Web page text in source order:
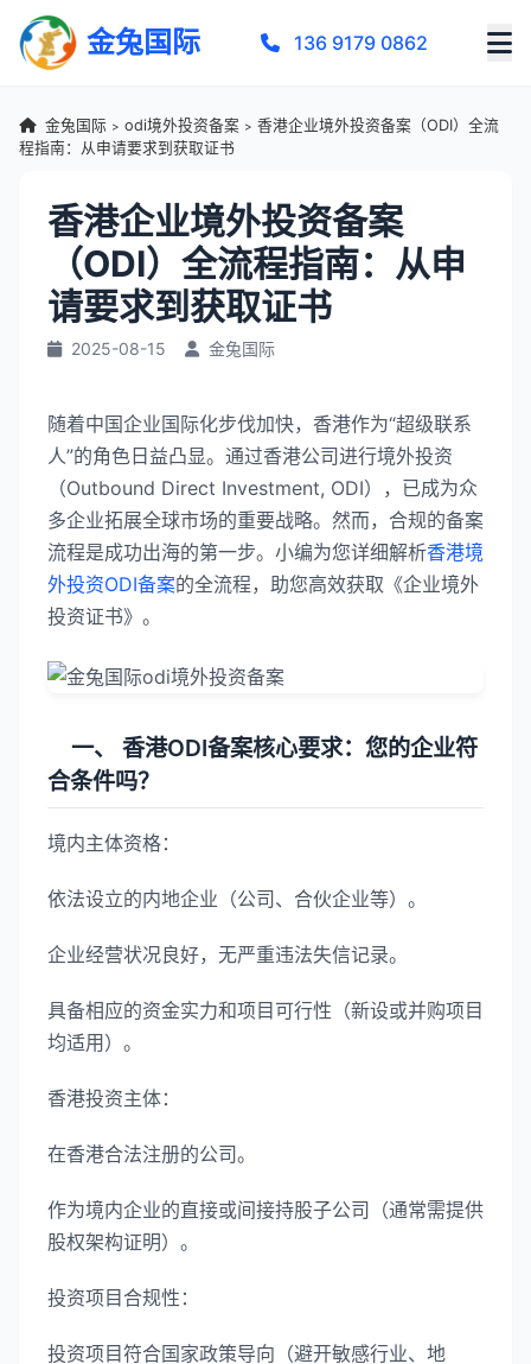
金兔国际 136 9179 0862
金兔国际 > odi境外投资备案 > 香港企业境外投资备案（ODI）全流
程指南：从申请要求到获取证书
香港企业境外投资备案
（ODI）全流程指南：从申
请要求到获取证书
2025-08-15 金兔国际
随着中国企业国际化步伐加快，香港作为“超级联系
人”的角色日益凸显。通过香港公司进行境外投资
（Outbound Direct Investment, ODI），已成为众
多企业拓展全球市场的重要战略。然而，合规的备案
流程是成功出海的第一步。小编为您详细解析香港境
外投资ODI备案的全流程，助您高效获取《企业境外
投资证书》。
一、 香港ODI备案核心要求：您的企业符
合条件吗？
境内主体资格：
依法设立的内地企业（公司、合伙企业等）。
企业经营状况良好，无严重违法失信记录。
具备相应的资金实力和项目可行性（新设或并购项目
均适用）。
香港投资主体：
在香港合法注册的公司。
作为境内企业的直接或间接持股子公司（通常需提供
股权架构证明）。
投资项目合规性：
投资项目符合国家政策导向（避开敏感行业、地